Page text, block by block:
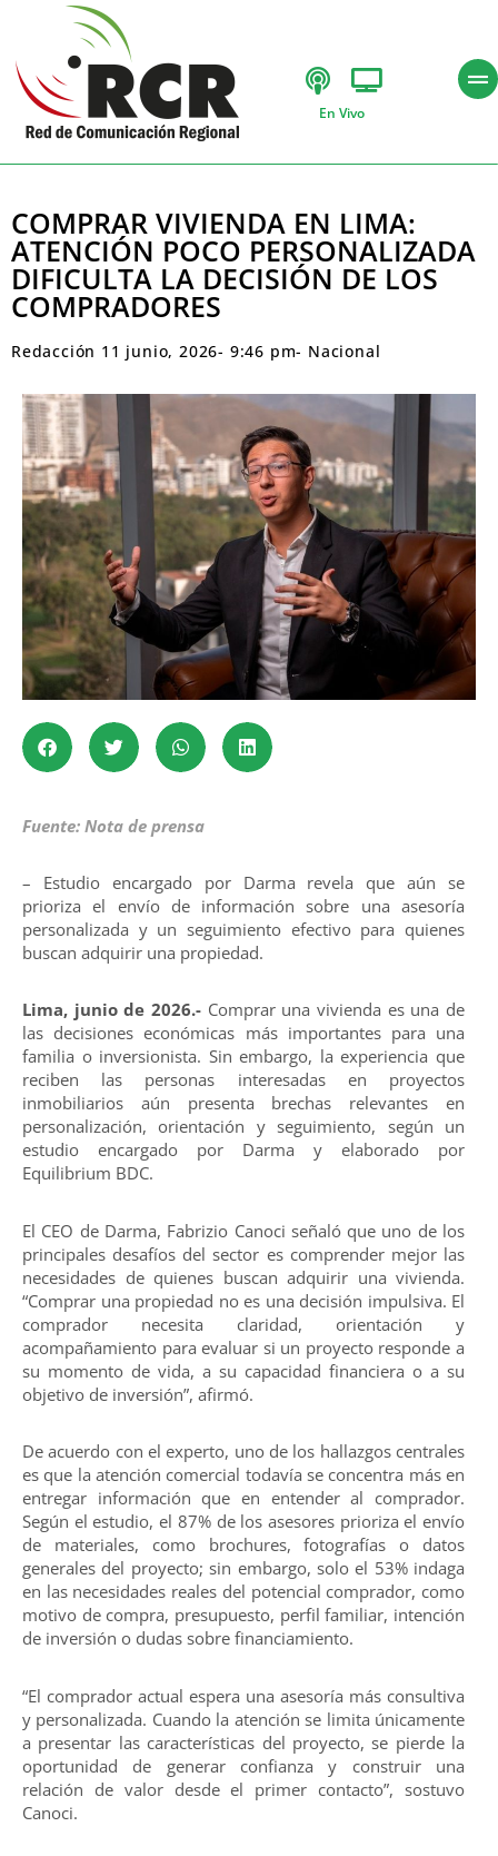
En Vivo
COMPRAR VIVIENDA EN LIMA:
ATENCIÓN POCO PERSONALIZADA
DIFICULTA LA DECISIÓN DE LOS
COMPRADORES
Redacción 11 junio, 2026- 9:46 pm- Nacional
Fuente: Nota de prensa
– Estudio encargado por Darma revela que aún se
prioriza el envío de información sobre una asesoría
personalizada y un seguimiento efectivo para quienes
buscan adquirir una propiedad.
Lima, junio de 2026.- Comprar una vivienda es una de
las decisiones económicas más importantes para una
familia o inversionista. Sin embargo, la experiencia que
reciben las personas interesadas en proyectos
inmobiliarios aún presenta brechas relevantes en
personalización, orientación y seguimiento, según un
estudio encargado por Darma y elaborado por
Equilibrium BDC.
El CEO de Darma, Fabrizio Canoci señaló que uno de los
principales desafíos del sector es comprender mejor las
necesidades de quienes buscan adquirir una vivienda.
“Comprar una propiedad no es una decisión impulsiva. El
comprador necesita claridad, orientación y
acompañamiento para evaluar si un proyecto responde a
su momento de vida, a su capacidad financiera o a su
objetivo de inversión”, afirmó.
De acuerdo con el experto, uno de los hallazgos centrales
es que la atención comercial todavía se concentra más en
entregar información que en entender al comprador.
Según el estudio, el 87% de los asesores prioriza el envío
de materiales, como brochures, fotografías o datos
generales del proyecto; sin embargo, solo el 53% indaga
en las necesidades reales del potencial comprador, como
motivo de compra, presupuesto, perfil familiar, intención
de inversión o dudas sobre financiamiento.
“El comprador actual espera una asesoría más consultiva
y personalizada. Cuando la atención se limita únicamente
a presentar las características del proyecto, se pierde la
oportunidad de generar confianza y construir una
relación de valor desde el primer contacto”, sostuvo
Canoci.